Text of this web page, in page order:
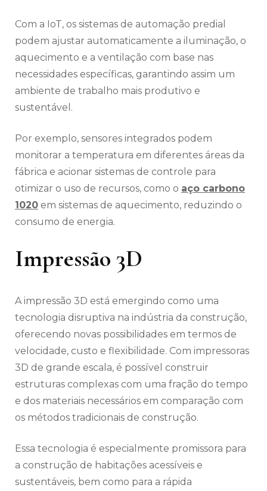
Com a IoT, os sistemas de automação predial
podem ajustar automaticamente a iluminação, o
aquecimento e a ventilação com base nas
necessidades específicas, garantindo assim um
ambiente de trabalho mais produtivo e
sustentável.
Por exemplo, sensores integrados podem
monitorar a temperatura em diferentes áreas da
fábrica e acionar sistemas de controle para
otimizar o uso de recursos, como o aço carbono
1020 em sistemas de aquecimento, reduzindo o
consumo de energia.
Impressão 3D
A impressão 3D está emergindo como uma
tecnologia disruptiva na indústria da construção,
oferecendo novas possibilidades em termos de
velocidade, custo e flexibilidade. Com impressoras
3D de grande escala, é possível construir
estruturas complexas com uma fração do tempo
e dos materiais necessários em comparação com
os métodos tradicionais de construção.
Essa tecnologia é especialmente promissora para
a construção de habitações acessíveis e
sustentáveis, bem como para a rápida